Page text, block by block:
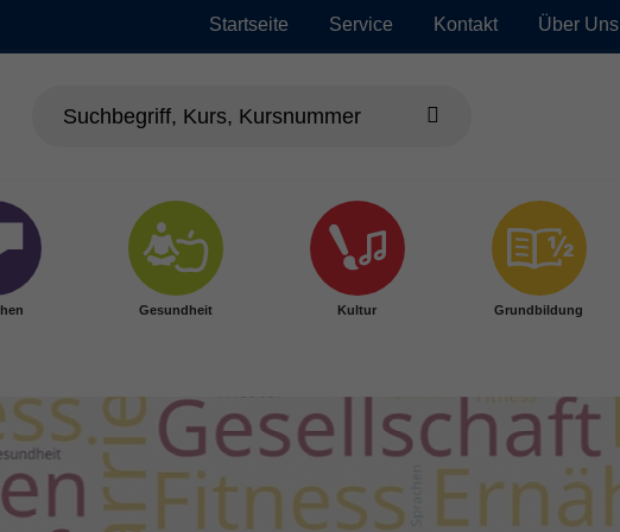
Startseite Service Kontakt Über Uns
Gesundheit Kultur Grundbildung